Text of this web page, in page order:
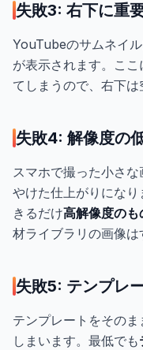
失敗3: 右下に重
YouTubeのサムネイ
が表示されます。こ
てしまうので、右下は
失敗4: 解像度の
スマホで撮った小さ
やけた仕上がりにな
きるだけ高解像度のも
材ライブラリの画像は
失敗5: テンプレ
テンプレートをその
しまいます。最低でも